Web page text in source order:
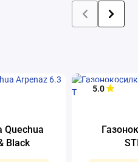
Quechua
Black
5.0